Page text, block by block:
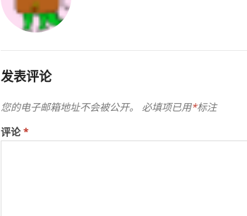
发表评论
您的电子邮箱地址不会被公开。 必填项已用*标注
评论*